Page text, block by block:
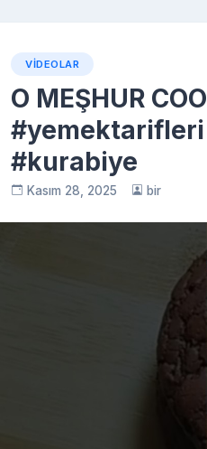
VIDEOLAR
O MEŞHUR
#kurabiye
Kasım 28, 2025 bir